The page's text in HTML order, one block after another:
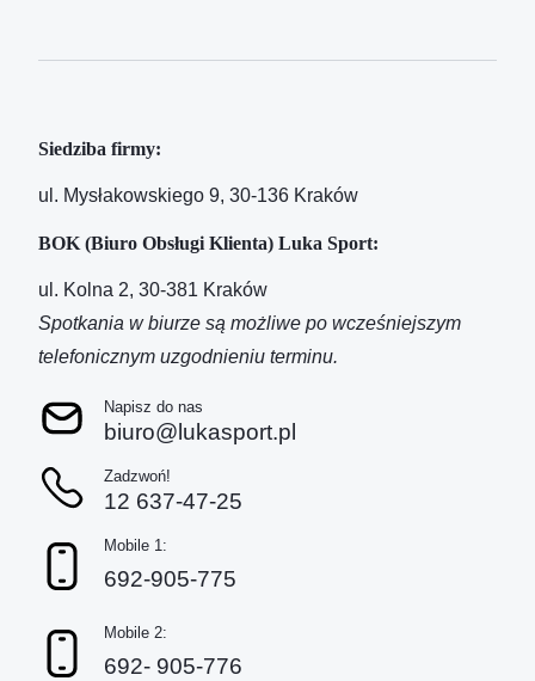
Siedziba firmy:
ul. Mysłakowskiego 9, 30-136 Kraków
BOK (Biuro Obsługi Klienta) Luka Sport:
ul. Kolna 2, 30-381 Kraków
Spotkania w biurze są możliwe po wcześniejszym
telefonicznym uzgodnieniu terminu.
Napisz do nas
biuro@lukasport.pl
Zadzwoń!
12 637-47-25
Mobile 1:
692-905-775
Mobile 2:
692- 905-776